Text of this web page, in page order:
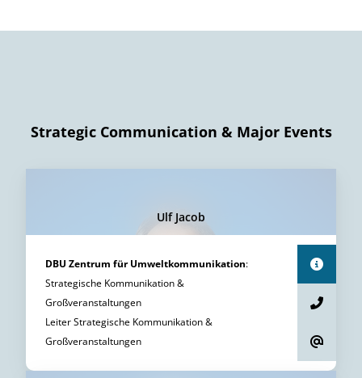
Strategic Communication & Major Events
Ulf Jacob
DBU Zentrum für Umweltkommunikation:
Strategische Kommunikation &
Großveranstaltungen
Leiter Strategische Kommunikation &
Großveranstaltungen